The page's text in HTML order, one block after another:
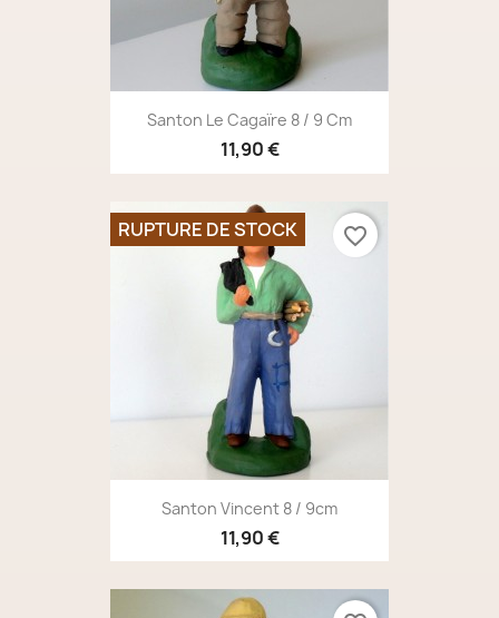
Santon Le Cagaïre 8 / 9 Cm
11,90 €
Santon Vincent 8 / 9cm
11,90 €
RUPTURE DE STOCK favorite_border